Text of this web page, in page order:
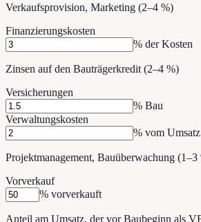
Verkaufsprovision, Marketing (2–4 %)
Finanzierungskosten
% der Kosten
Zinsen auf den Bauträgerkredit (2–4 %)
Versicherungen
% Bau
Verwaltungskosten
% vom Umsatz
Projektmanagement, Bauüberwachung (1–3
Vorverkauf
% vorverkauft
Anteil am Umsatz, der vor Baubeginn als